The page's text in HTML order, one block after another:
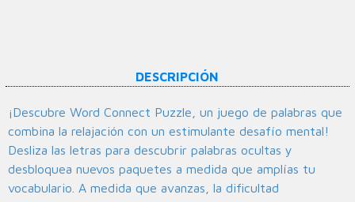
DESCRIPCIÓN
¡Descubre Word Connect Puzzle, un juego de palabras que
combina la relajación con un estimulante desafío mental!
Desliza las letras para descubrir palabras ocultas y
desbloquea nuevos paquetes a medida que amplías tu
vocabulario. A medida que avanzas, la dificultad